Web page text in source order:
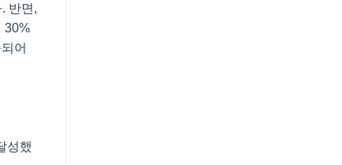
반면,
30%
어
성했